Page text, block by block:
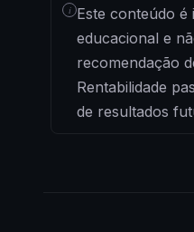
i Este conteúdo
educacional e
recomendação
Rentabilidade
de resultados